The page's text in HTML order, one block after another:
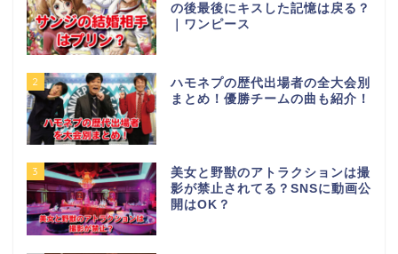
の後最後にキスした記憶は戻る？
｜ワンピース
2
ハモネプの歴代出場者の全大会別
まとめ！優勝チームの曲も紹介！
3
美女と野獣のアトラクションは撮
影が禁止されてる？SNSに動画公
開はOK？